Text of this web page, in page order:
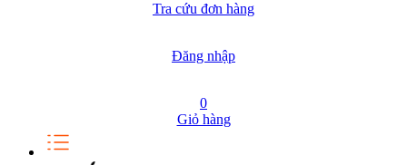
Tra cứu đơn hàng
Đăng nhập
0
Giỏ hàng